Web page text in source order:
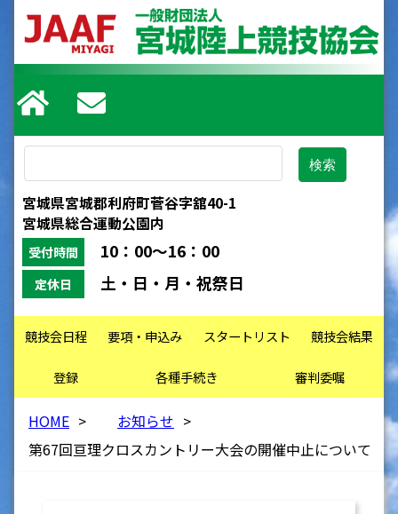
宮城県宮城郡利府町菅谷字舘40-1
宮城県総合運動公園内
受付時間 10：00～16：00
定休日 土・日・月・祝祭日
競技会日程 要項・申込み スタートリスト 競技会結果
登録 各種手続き 審判委嘱
HOME > お知らせ >
第67回亘理クロスカントリー大会の開催中止について